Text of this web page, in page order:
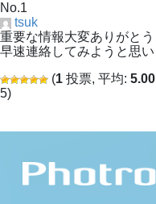
No.1
tsuk
重要な情報大変ありがとう
早速連絡してみようと思い
(1 投票, 平均: 5.00
5)